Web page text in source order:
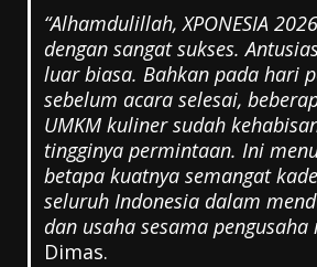
“Alhamdulillah, XPONESIA
dengan sangat sukses.
luar biasa. Bahkan pada hari
sebelum acara selesai,
UMKM kuliner sudah
tingginya permintaan. Ini
betapa kuatnya semangat
seluruh Indonesia dalam
dan usaha sesama pengusaha
Dimas.